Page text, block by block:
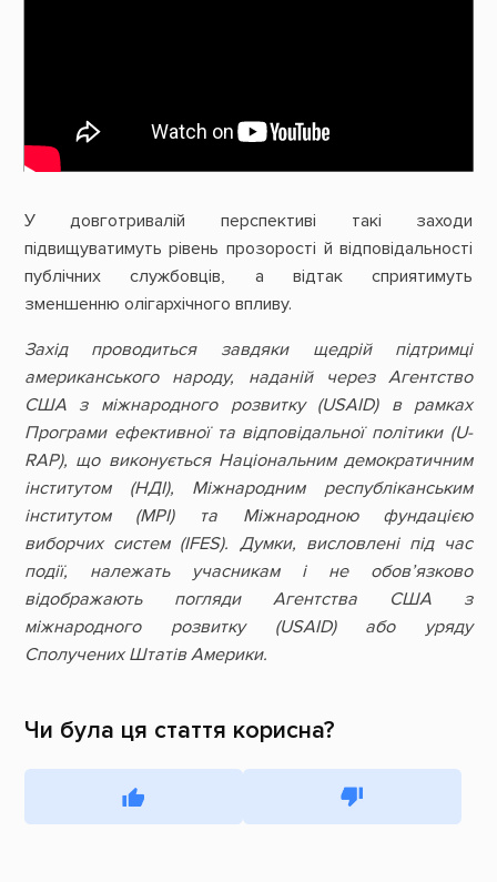
У довготривалій перспективі такі заходи
підвищуватимуть рівень прозорості й відповідальності
публічних службовців, а відтак сприятимуть
зменшенню олігархічного впливу.
Захід проводиться завдяки щедрій підтримці
американського народу, наданій через Агентство
США з міжнародного розвитку (USAID) в рамках
Програми ефективної та відповідальної політики (U-
RAP), що виконується Національним демократичним
інститутом (НДІ), Міжнародним республіканським
інститутом (МРІ) та Міжнародною фундацією
виборчих систем (IFES). Думки, висловлені під час
події, належать учасникам і не обов’язково
відображають погляди Агентства США з
міжнародного розвитку (USAID) або уряду
Сполучених Штатів Америки.
Чи була ця стаття корисна?